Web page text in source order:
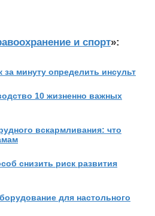
и спорт»:
за минуту определить инсульт
10 жизненно важных
вскармливания: что
снизить риск развития
для настольного